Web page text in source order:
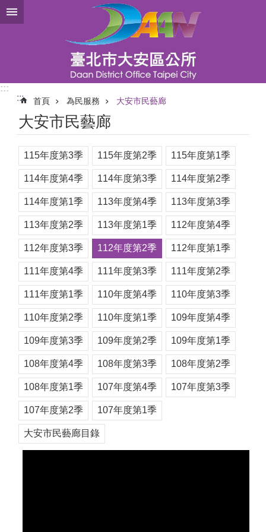
跳到主要內容區塊
:::
:::
首頁 為民服務 大安市民藝廊
大安市民藝廊
115年度第3季 115年度第2季 115年度第1季
114年度第4季 114年度第3季 114年度第2季
114年度第1季 113年度第4季 113年度第3季
113年度第2季 113年度第1季 112年度第4季
112年度第3季 112年度第2季 112年度第1季
111年度第4季 111年度第3季 111年度第2季
111年度第1季 110年度第4季 110年度第3季
110年度第2季 110年度第1季 109年度第4季
109年度第3季 109年度第2季 109年度第1季
108年度第4季 108年度第3季 108年度第2季
108年度第1季 107年度第4季 107年度第3季
107年度第2季 107年度第1季
大安市民藝廊目錄